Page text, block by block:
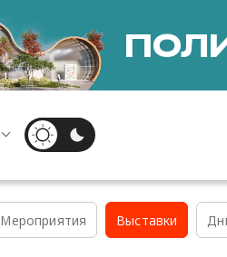
Мероприятия Выставки